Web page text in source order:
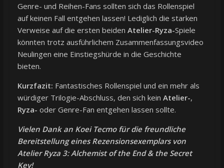
Genre- und Reihen-Fans sollten sich das Rollenspiel
auf keinen Fall entgehen lassen! Lediglich die starken
Verweise auf die ersten beiden Atelier-Ryza-Spiele
könnten trotz ausführlichem Zusammenfassungsvideo
Neulingen eine Einstiegshürde in die Geschichte
bieten.
Kurzfazit: Fantastisches Rollenspiel und ein mehr als
würdiger Trilogie-Abschluss, den sich kein Atelier-,
Ryza- oder Genre-Fan entgehen lassen sollte.
Vielen Dank an Koei Tecmo für die freundliche
Bereitstellung eines Rezensionsexemplars von
Atelier Ryza 3: Alchemist of the End & the Secret
Key!